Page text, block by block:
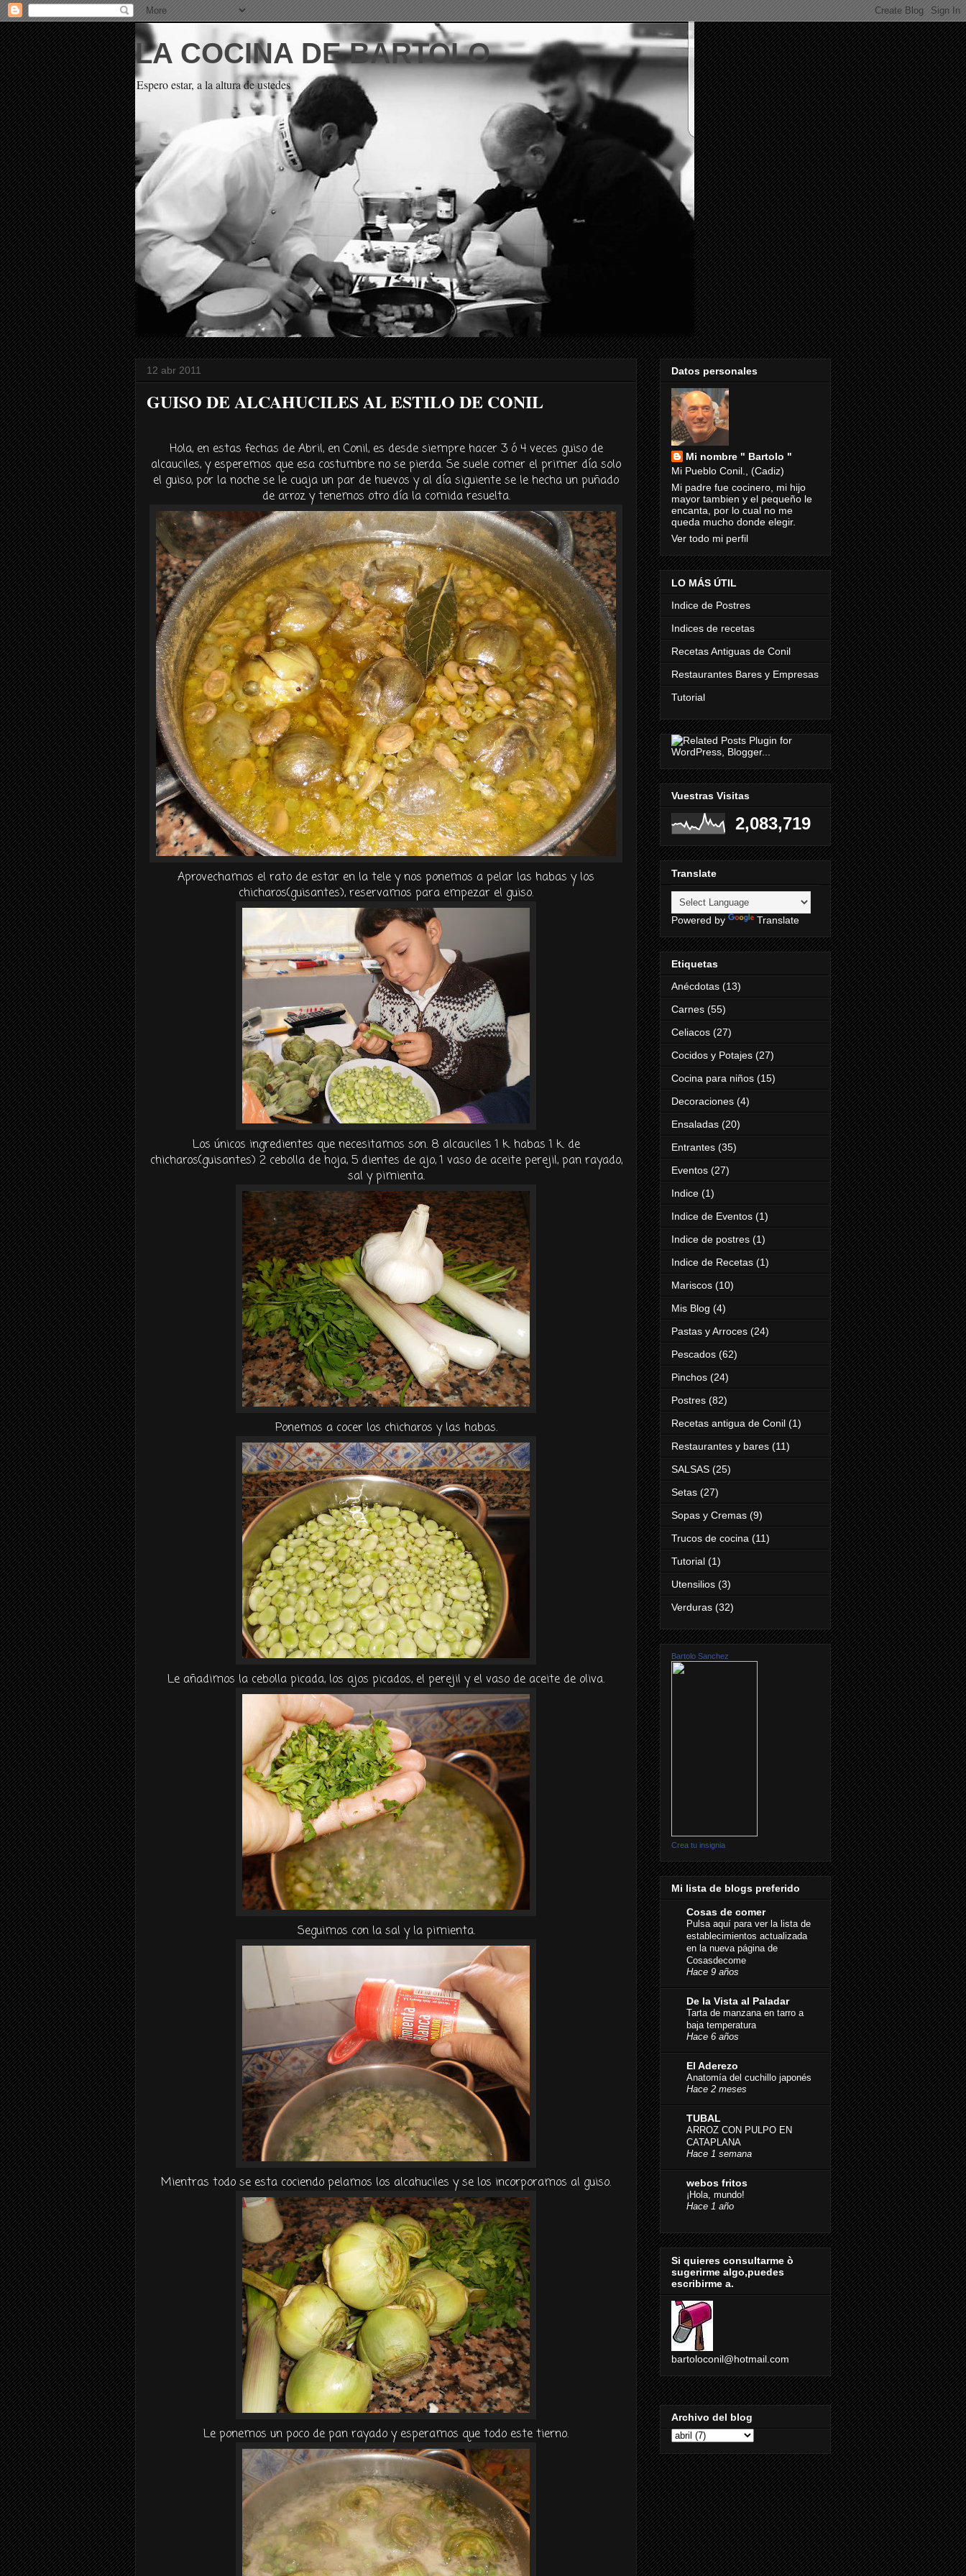
LA COCINA DE BARTOLO
Espero estar, a la altura de ustedes
12 abr 2011
GUISO DE ALCAHUCILES AL ESTILO DE CONIL
Hola, en estas fechas de Abril, en Conil, es desde siempre hacer 3 ó 4 veces guiso de
alcauciles, y esperemos que esa costumbre no se pierda. Se suele comer el primer día solo
el guiso, por la noche se le cuaja un par de huevos y al día siguiente se le hecha un puñado
de arroz y tenemos otro díala comida resuelta.
Aprovechamos el rato de estar en la tele y nos ponemos a pelar las habas y los
chicharos(guisantes), reservamos para empezar el guiso.
Los únicos ingredientes que necesitamos son. 8 alcauciles 1 k. habas 1 k. de
chicharos(guisantes) 2 cebolla de hoja, 5 dientes de ajo, 1 vaso de aceite perejil, pan rayado,
sal y pimienta.
Ponemos a cocer los chicharos y las habas.
Le añadimos la cebolla picada, los ajos picados, el perejil y el vaso de aceite de oliva.
Seguimos con la sal y la pimienta.
Mientras todo se esta cociendo pelamos los alcahuciles y se los incorporamos al guiso.
Le ponemos un poco de pan rayado y esperamos que todo este tierno.
Datos personales
Mi nombre " Bartolo "
Mi Pueblo Conil., (Cadiz)
Mi padre fue cocinero, mi hijo
mayor tambien y el pequeño le
encanta, por lo cual no me
queda mucho donde elegir.
Ver todo mi perfil
LO MÁS ÚTIL
Indice de Postres
Indices de recetas
Recetas Antiguas de Conil
Restaurantes Bares y Empresas
Tutorial
Vuestras Visitas
2,083,719
Translate
Powered by Translate
Etiquetas
Anécdotas (13)
Carnes (55)
Celiacos (27)
Cocidos y Potajes (27)
Cocina para niños (15)
Decoraciones (4)
Ensaladas (20)
Entrantes (35)
Eventos (27)
Indice (1)
Indice de Eventos (1)
Indice de postres (1)
Indice de Recetas (1)
Mariscos (10)
Mis Blog (4)
Pastas y Arroces (24)
Pescados (62)
Pinchos (24)
Postres (82)
Recetas antigua de Conil (1)
Restaurantes y bares (11)
SALSAS (25)
Setas (27)
Sopas y Cremas (9)
Trucos de cocina (11)
Tutorial (1)
Utensilios (3)
Verduras (32)
Bartolo Sanchez
Crea tu insignia
Mi lista de blogs preferido
Cosas de comer
Pulsa aquí para ver la lista de
establecimientos actualizada
en la nueva página de
Cosasdecome
Hace 9 años
De la Vista al Paladar
Tarta de manzana en tarro a
baja temperatura
Hace 6 años
El Aderezo
Anatomía del cuchillo japonés
Hace 2 meses
TUBAL
ARROZ CON PULPO EN
CATAPLANA
Hace 1 semana
webos fritos
¡Hola, mundo!
Hace 1 año
Si quieres consultarme ò
sugerirme algo,puedes
escribirme a.
bartoloconil@hotmail.com
Archivo del blog